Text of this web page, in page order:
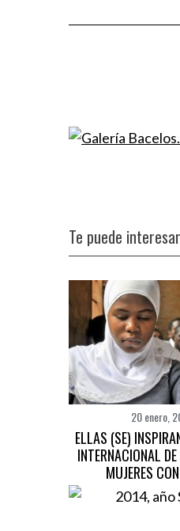
Te puede interesar
20 enero,
ELLAS (SE)
INTERNACIONAL
MUJERES